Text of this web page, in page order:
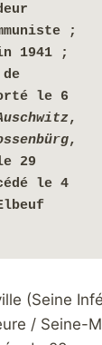
;
1941 ;
le 6
29
le 4
(Seine
/ Seine-